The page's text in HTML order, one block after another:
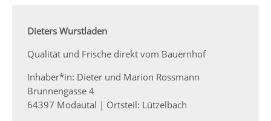
Dieters Wurstladen
Qualität und Frische direkt vom Bauernhof
Inhaber*in: Dieter und Marion Rossmann
Brunnengasse 4
64397 Modautal | Ortsteil: Lützelbach